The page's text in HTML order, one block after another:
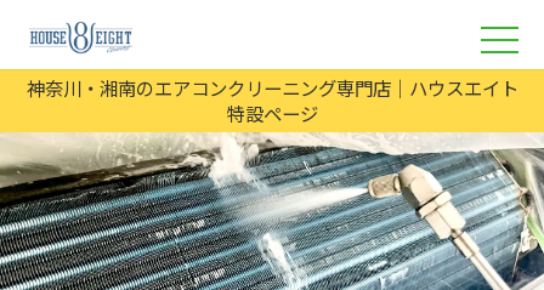
神奈川・湘南のエアコンクリーニング専門店｜ハウスエイト
特設ページ